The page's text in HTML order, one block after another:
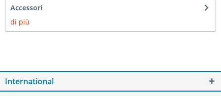
Accessori
di più
International